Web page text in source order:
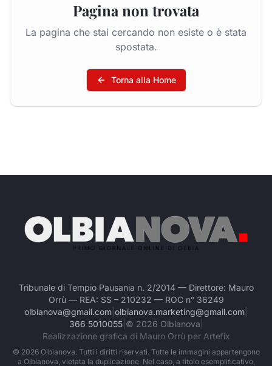
Pagina non trovata
La pagina che stai cercando non esiste o è stata
spostata.
Torna alla Home
Tribunale di Tempio Pausania n. 2/2014 — Direttore: Mauro
Orrù — REA: SS – 210232 — ROC n° 36249
olbianova@gmail.com olbianova.marketing@gmail.com
366 5010055| © 2026 Olbianova
Realizzazione grafica di Mauro Orrù per Artefix
© 2026Olbianova. Tutti i diritti riservati. Tutte le immagini appartengono
a Olbianova, vietata la duplicazione. Nel caso, a titolo esemplificativo,